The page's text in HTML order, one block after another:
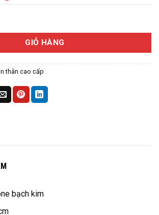
Z11 số lượng
GIỎ HÀNG
thân cao cấp
bạch kim